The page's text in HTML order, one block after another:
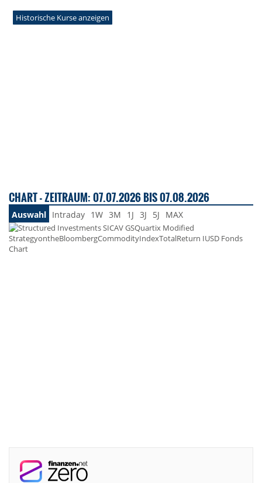
Historische Kurse anzeigen
CHART - ZEITRAUM: 07.07.2026 BIS 07.08.2026
Auswahl Intraday 1W 3M 1J 3J 5J MAX